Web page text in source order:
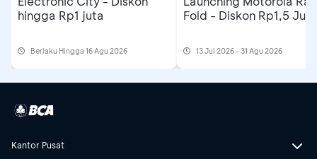
hingga Rp1 juta
Berlaku Hingga 16 Agu 2026
Fold - Diskon Rp1,5 Juta
13 Jul 2026 - 31 Agu 2026
Kantor Pusat